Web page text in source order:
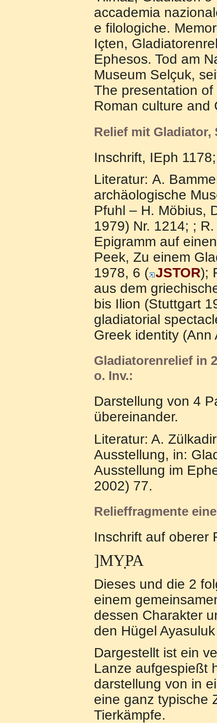
accademia
e filologiche.
Içten,
Ephesos. Tod am
Museum Selçuk,
The presentation
Roman culture and
Relief mit Gladiator,
Inschrift, IEph
Literatur: A.
archäologische
Pfuhl – H. Möbius,
1979) Nr. 1214; ;
Epigramm auf
Peek, Zu einem
1978, 6 ( JSTOR);
aus dem
bis Ilion (Stuttgart
gladiatorial
Greek identity (Ann
Gladiatorenrelief in
o. Inv.:
Darstellung von 4
übereinander.
Literatur: A.
Ausstellung, in:
Ausstellung im
2002) 77.
Relieffragmente
Inschrift auf oberer
]ΜΥ̣ΡΑ
Dieses und die 2
einem
dessen Charakter
den Hügel
Dargestellt ist ein
Lanze aufgespießt
darstellung von in
eine ganz typische
Tierkämpfe.